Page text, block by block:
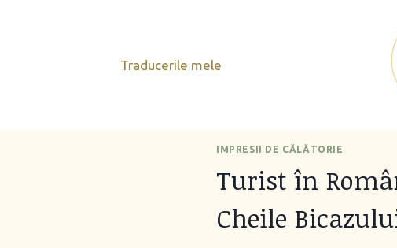
Traducerile mele
IMPRESII DE CĂLĂTORIE
Turist în
Cheile